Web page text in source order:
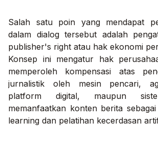
Salah satu poin yang mendapat
dalam dialog tersebut adalah
publisher's right atau hak ekonomi
Konsep ini mengatur hak
memperoleh kompensasi atas
jurnalistik oleh mesin pencari,
platform digital, maupun
memanfaatkan konten berita
learning dan pelatihan kecerdasan